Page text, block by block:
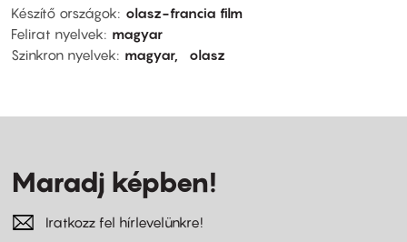
Készítő országok
olasz-francia film
Felirat nyelvek
magyar
Szinkron nyelvek
magyar olasz
Maradj képben!
Iratkozz fel hírlevelünkre!